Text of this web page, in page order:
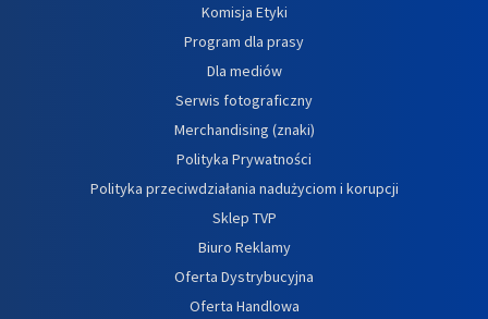
Komisja Etyki
Program dla prasy
Dla mediów
Serwis fotograficzny
Merchandising (znaki)
Polityka Prywatności
Polityka przeciwdziałania nadużyciom i korupcji
Sklep TVP
Biuro Reklamy
Oferta Dystrybucyjna
Oferta Handlowa